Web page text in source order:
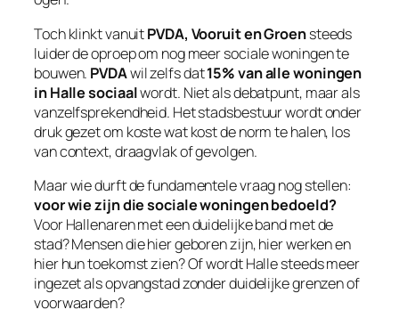
Toch klinkt vanuitPVDA, Vooruit en Groensteeds
luider de oproep om nog meer sociale woningen te
bouwen. PVDAwil zelfs dat15% van alle woningen
in Halle sociaalwordt. Niet als debatpunt, maar als
vanzelfsprekendheid. Het stadsbestuur wordt onder
druk gezet om koste wat kost de norm te halen, los
van context, draagvlak of gevolgen.
Maar wie durft de fundamentele vraag nog stellen:
voor wie zijn die sociale woningen bedoeld?
Voor Hallenaren met een duidelijke band met de
stad? Mensen die hier geboren zijn, hier werken en
hier hun toekomst zien? Of wordt Halle steeds meer
ingezet als opvangstad zonder duidelijke grenzen of
voorwaarden?